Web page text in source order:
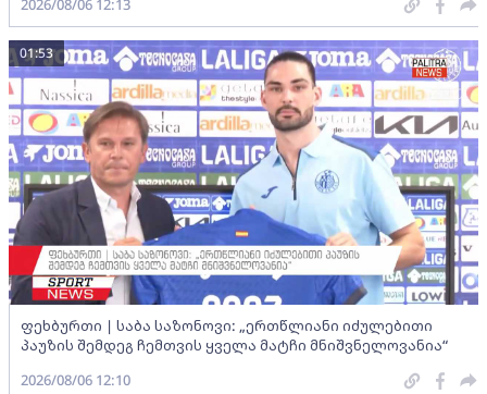
2026/08/06 12:13
ფეხბურთი | საბა საზონოვი: „ერთწლიანი იძულებითი
პაუზის შემდეგ ჩემთვის ყველა მატჩი მნიშვნელოვანია“
01:53
2026/08/06 12:10